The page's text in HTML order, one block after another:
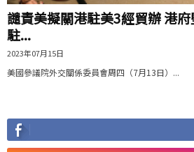
譴責美擬關港駐美3經貿辦 港
駐...
2023年07月15日
美國參議院外交關係委員會周四（7月13日）...